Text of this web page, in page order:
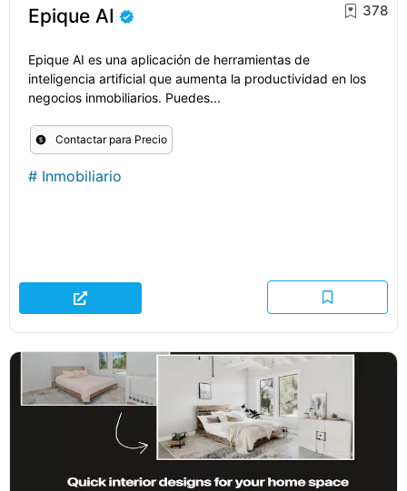
Epique AI 378
Epique AI es una aplicación de herramientas de
inteligencia artificial que aumenta la productividad en los
negocios inmobiliarios. Puedes...
Contactar para Precio
# Inmobiliario